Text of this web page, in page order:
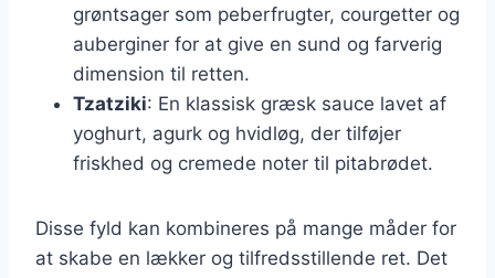
grøntsager som peberfrugter, courgetter og
auberginer for at give en sund og farverig
dimension til retten.
Tzatziki: En klassisk græsk sauce lavet af
yoghurt, agurk og hvidløg, der tilføjer
friskhed og cremede noter til pitabrødet.
Disse fyld kan kombineres på mange måder for
at skabe en lækker og tilfredsstillende ret. Det